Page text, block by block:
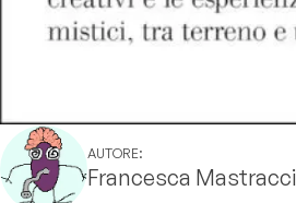
AUTORE:
Francesca Mastracci